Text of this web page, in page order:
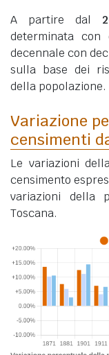
A partire dal
determinata
decennale con
sulla base dei
della popolazione.
Variazione
censimenti
Le variazioni
censimento
variazioni della
Toscana.